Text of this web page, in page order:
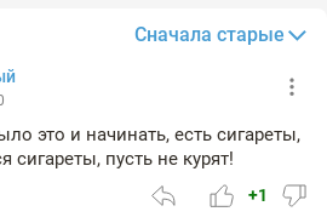
Сначала старые
это и начинать, есть сигареты,
сигареты, пусть не курят!
+1